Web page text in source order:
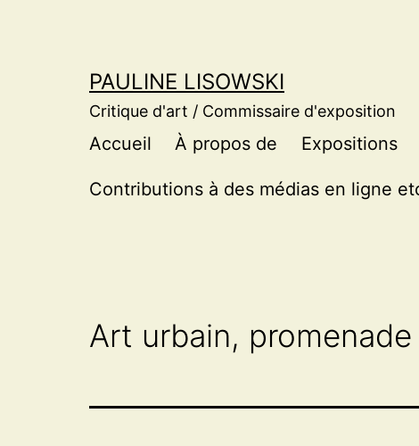
PAULINE LISOWSKI
Critique d'art / Commissaire d'exposition
Accueil À propos de Expositions
Contributions à des médias en ligne
Art urbain,